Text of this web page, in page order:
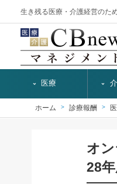
生き残る医療・介護経営のた
医療
ホーム 診療報酬
オ
28